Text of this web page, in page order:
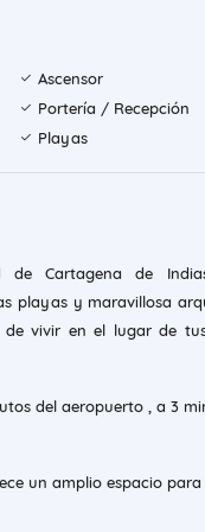
Ascensor
Portería / Recepción
Playas
de Cartagena de
playas y maravillosa
vivir en el lugar de
del aeropuerto , a 3
un amplio espacio